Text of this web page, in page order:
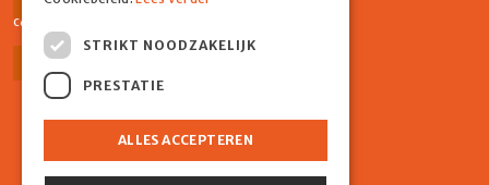
Comiq
Facebook
STRIKT NOODZAKELIJK
PRESTATIE
ALLES ACCEPTEREN